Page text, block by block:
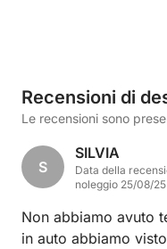
Recensioni di
Le recensioni sono
S
SILVIA
Data della
noleggio 25/08/25
Non abbiamo avuto
in auto abbiamo